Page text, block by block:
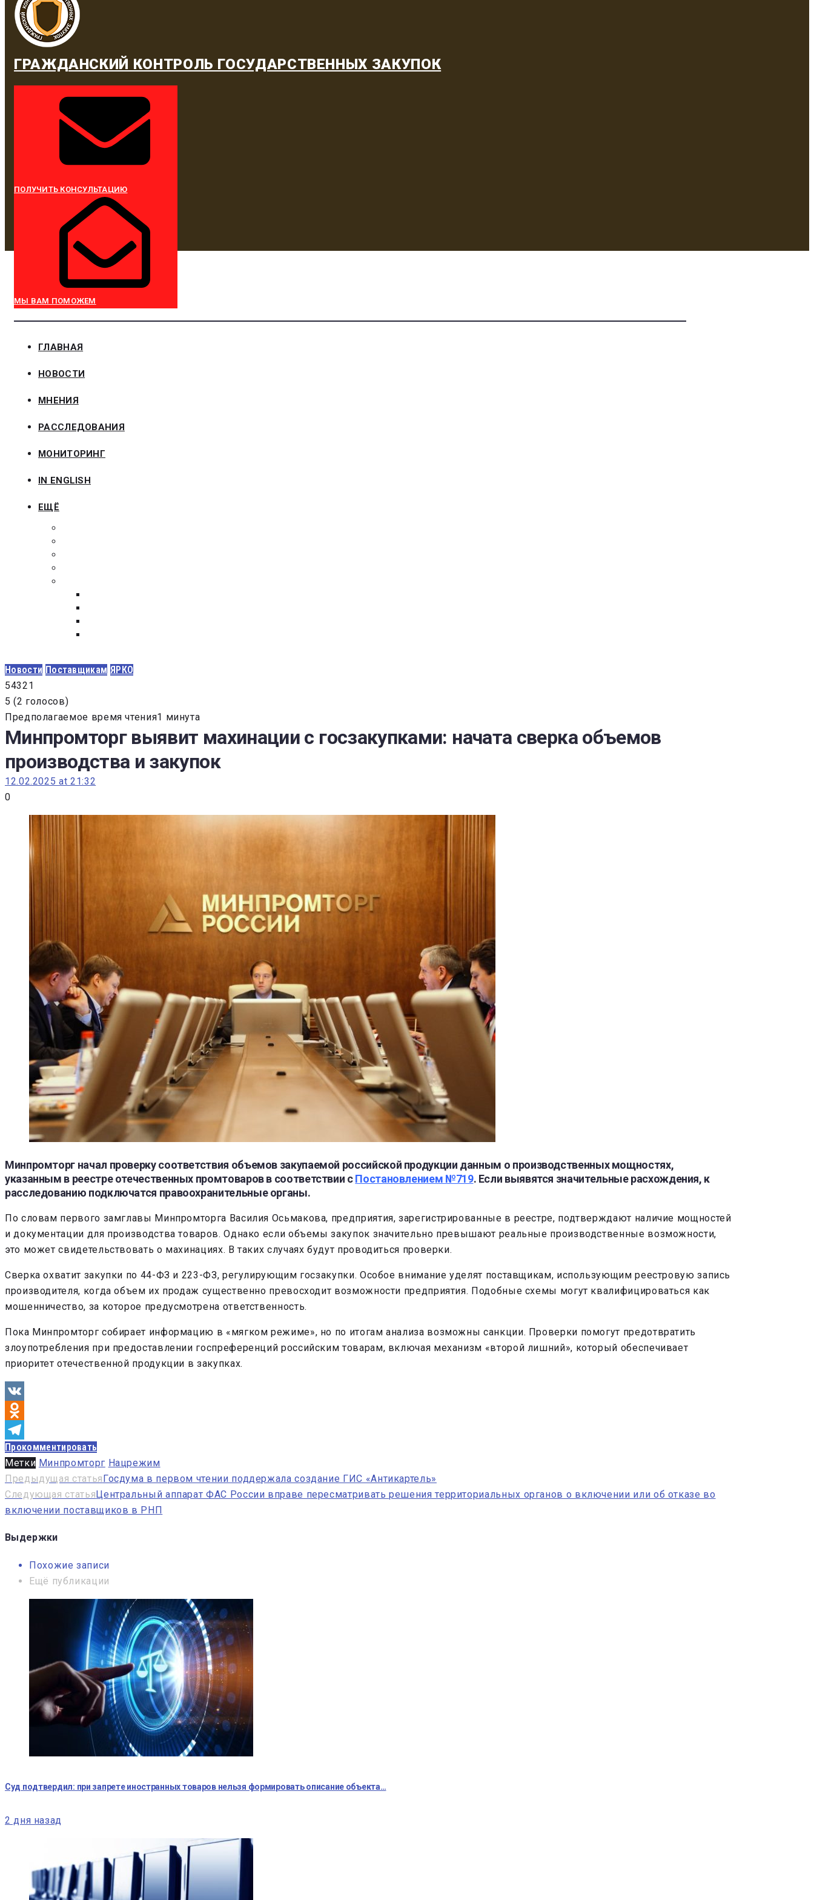
ГРАЖДАНСКИЙ КОНТРОЛЬ ГОСУДАРСТВЕННЫХ ЗАКУПОК
ПОЛУЧИТЬ КОНСУЛЬТАЦИЮ
МЫ ВАМ ПОМОЖЕМ
ГЛАВНАЯ
НОВОСТИ
МНЕНИЯ
РАССЛЕДОВАНИЯ
МОНИТОРИНГ
IN ENGLISH
ЕЩЁ
Новости Поставщикам ЯРКО
54321
5 (2 голосов)
Предполагаемое время чтения1 минута
Минпромторг выявит махинации с госзакупками: начата сверка объемов
производства и закупок
12.02.2025 at 21:32
0
Минпромторг начал проверку соответствия объемов закупаемой российской продукции данным о производственных мощностях,
указанным в реестре отечественных промтоваров в соответствии сПостановлением №719. Если выявятся значительные расхождения, к
расследованию подключатся правоохранительные органы.
По словам первого замглавы Минпромторга Василия Осьмакова, предприятия, зарегистрированные в реестре, подтверждают наличие мощностей
и документации для производства товаров. Однако если объемы закупок значительно превышают реальные производственные возможности,
это может свидетельствовать о махинациях. В таких случаях будут проводиться проверки.
Сверка охватит закупки по 44-ФЗ и 223-ФЗ, регулирующим госзакупки. Особое внимание уделят поставщикам, использующим реестровую запись
производителя, когда объем их продаж существенно превосходит возможности предприятия. Подобные схемы могут квалифицироваться как
мошенничество, за которое предусмотрена ответственность.
Пока Минпромторг собирает информацию в «мягком режиме», но по итогам анализа возможны санкции. Проверки помогут предотвратить
злоупотребления при предоставлении госпреференций российским товарам, включая механизм «второй лишний», который обеспечивает
приоритет отечественной продукции в закупках.
VK
Odnoklassniki
Telegram
Прокомментировать
Метки Минпромторг Нацрежим
Навигация
по
записям
Предыдущая статьяГосдума в первом чтении поддержала создание ГИС «Антикартель»
Следующая статьяЦентральный аппарат ФАС России вправе пересматривать решения территориальных органов о включении или об отказе во
включении поставщиков в РНП
Выдержки
Похожие записи
Ещё публикации
Суд подтвердил: при запрете иностранных товаров нельзя формировать описание объекта…
2 дня назад